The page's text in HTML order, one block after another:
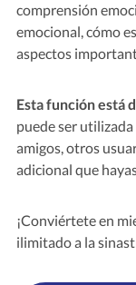
comprensión
emocional, cómo
aspectos
Esta función está
puede ser
amigos, otros
adicional que
¡Conviértete en
ilimitado a la